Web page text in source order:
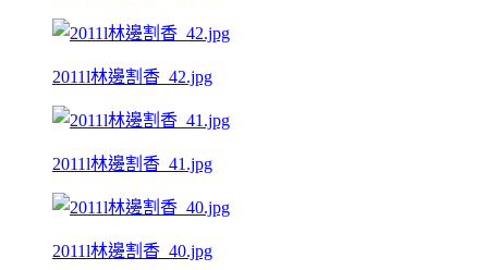
2011l林邊割香_42.jpg
2011l林邊割香_41.jpg
2011l林邊割香_40.jpg